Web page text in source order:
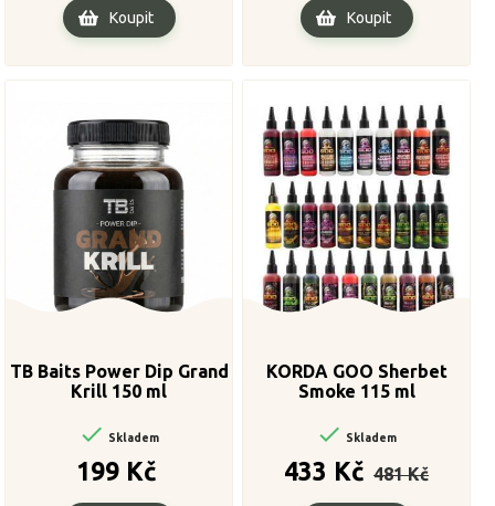
Koupit Koupit
TB Baits Power Dip Grand
Krill 150 ml
 Skladem
199 Kč
KORDA GOO Sherbet
Smoke 115 ml
 Skladem
433 Kč
cena
481 Kč